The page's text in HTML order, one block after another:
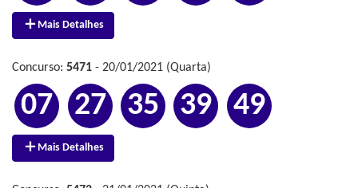
Mais Detalhes
Concurso: 5471 - 20/01/2021 (Quarta)
07 27 35 39 49
Mais Detalhes